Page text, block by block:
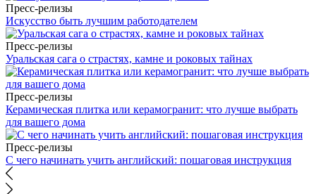
Пресс-релизы
Искусство быть лучшим работодателем
Пресс-релизы
Уральская сага о страстях, камне и роковых тайнах
Пресс-релизы
Керамическая плитка или керамогранит: что лучше выбрать
для вашего дома
Пресс-релизы
С чего начинать учить английский: пошаговая инструкция